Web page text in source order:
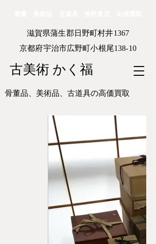
古美術 かく福
京都府宇治市広野町小根尾138-10
滋賀県蒲生郡日野町村井1367
骨董品、美術品、古道具の高価買取